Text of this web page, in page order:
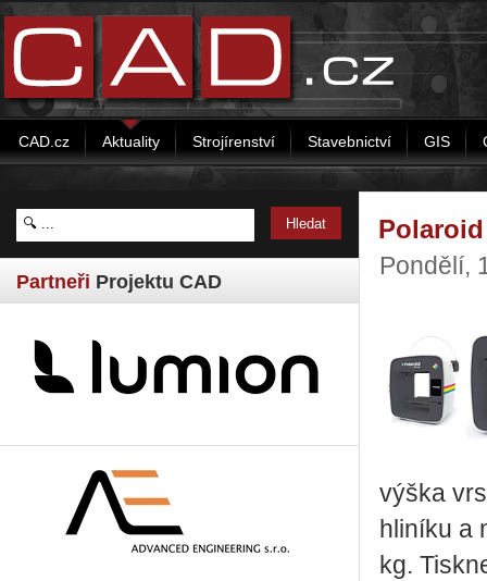
CAD.cz Aktuality Strojírenství Stavebnictví GIS
Partneři Projektu CAD
Pondělí,
výška
hliníku a
kg.